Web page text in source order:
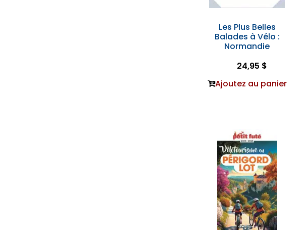
Les Plus Belles
Balades à Vélo :
Normandie
24,95 $
Ajoutez au panier